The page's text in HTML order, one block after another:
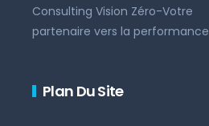
Consulting Vision Zéro-Votre
partenaire vers la performance
Plan Du Site